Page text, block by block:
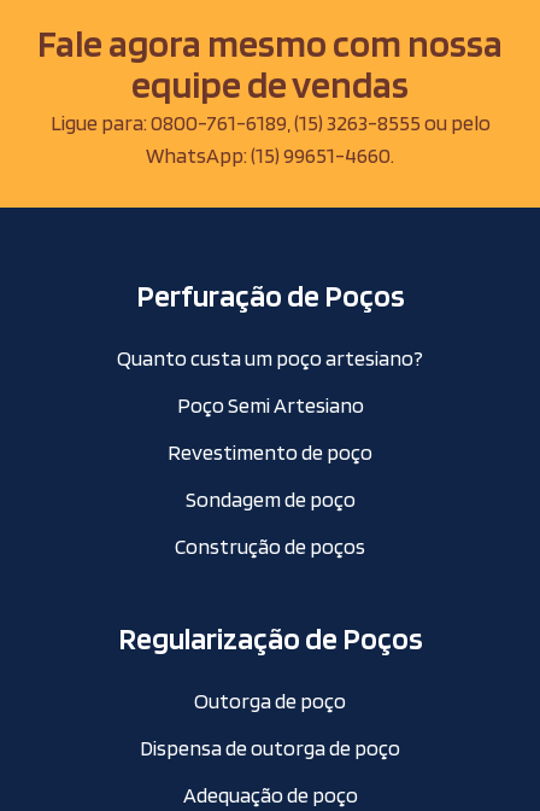
Fale agora mesmo com nossa
equipe de vendas
Ligue para:0800-761-6189 (15) 3263-8555ou pelo
WhatsApp:(15) 99651-4660.
Perfuração de Poços
Quanto custa um poço artesiano?
Poço Semi Artesiano
Revestimento de poço
Sondagem de poço
Construção de poços
Regularização de Poços
Outorga de poço
Dispensa de outorga de poço
Adequação de poço